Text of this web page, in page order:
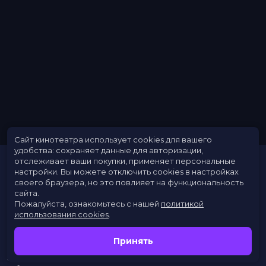
Расписание
Скоро в кино
Заведения
Сайт кинотеатра использует cookies для вашего
удобства: сохраняет данные для авторизации,
отслеживает ваши покупки, применяет персональные
настройки. Вы можете отключить cookies в настройках
своего браузера, но это повлияет на функциональность
сайта.
Пожалуйста, ознакомьтесь с нашей политикой
использования cookies
Принять